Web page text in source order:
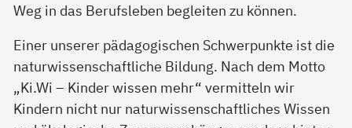
Weg in das Berufsleben begleiten zu können.
Einer unserer pädagogischen Schwerpunkte ist die
naturwissenschaftliche Bildung. Nach dem Motto
„Ki.Wi – Kinder wissen mehr“ vermitteln wir
Kindern nicht nur naturwissenschaftliches Wissen